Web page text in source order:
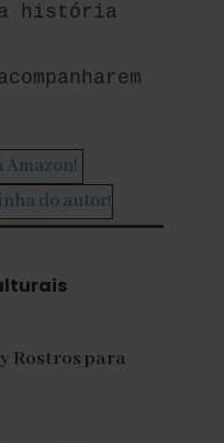
história
Amazon!
do autor!
Rostros para